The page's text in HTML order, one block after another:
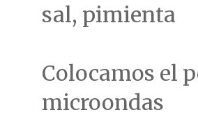
sal, pimienta
Colocamos el
microondas